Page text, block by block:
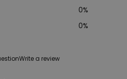
0%
0%
Write a review